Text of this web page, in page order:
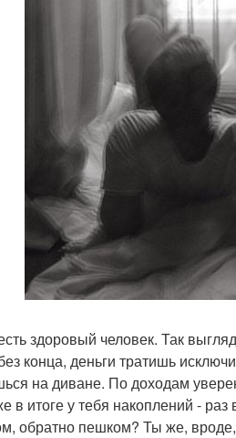
здоровый человек. Так
конца, деньги тратишь
на диване. По доходам
в итоге у тебя накоплений -
обратно пешком? Ты же,